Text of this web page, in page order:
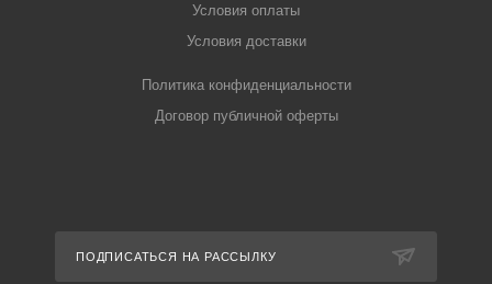
Условия оплаты
Условия доставки
Политика конфиденциальности
Договор публичной оферты
ПОДПИСАТЬСЯ НА РАССЫЛКУ